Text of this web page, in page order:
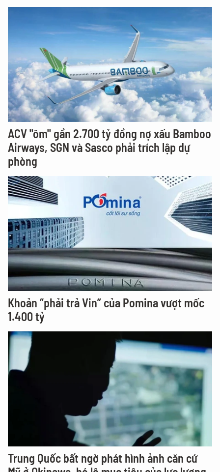
ACV "ôm" gần 2.700 tỷ đồng nợ xấu Bamboo
Airways, SGN và Sasco phải trích lập dự
phòng
Khoản “phải trả Vin” của Pomina vượt mốc
1.400 tỷ
Trung Quốc bất ngờ phát hình ảnh căn cứ